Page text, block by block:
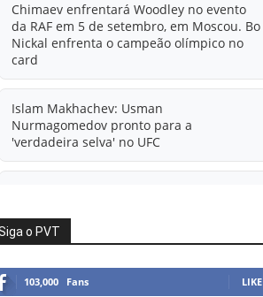
Chimaev enfrentará Woodley no evento
da RAF em 5 de setembro, em Moscou. Bo
Nickal enfrenta o campeão olímpico no
card
Islam Makhachev: Usman
Nurmagomedov pronto para a
'verdadeira selva' no UFC
informações sobre possível mudança
para o UFC após novas negociações.
Islam Makhachev: Há concorrentes
o PVT
103,000 Fans LIKE